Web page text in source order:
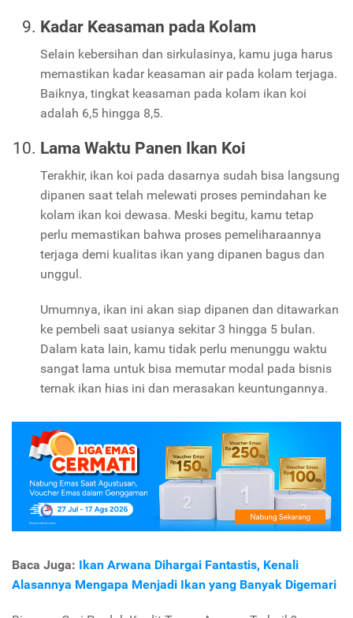
Kadar Keasaman pada Kolam
Selain kebersihan dan sirkulasinya, kamu juga harus
memastikan kadar keasaman air pada kolam terjaga.
Baiknya, tingkat keasaman pada kolam ikan koi
adalah 6,5 hingga 8,5.
Lama Waktu Panen Ikan Koi
Terakhir, ikan koi pada dasarnya sudah bisa langsung
dipanen saat telah melewati proses pemindahan ke
kolam ikan koi dewasa. Meski begitu, kamu tetap
perlu memastikan bahwa proses pemeliharaannya
terjaga demi kualitas ikan yang dipanen bagus dan
unggul.
Umumnya, ikan ini akan siap dipanen dan ditawarkan
ke pembeli saat usianya sekitar 3 hingga 5 bulan.
Dalam kata lain, kamu tidak perlu menunggu waktu
sangat lama untuk bisa memutar modal pada bisnis
ternak ikan hias ini dan merasakan keuntungannya.
Baca Juga: Ikan Arwana Dihargai Fantastis, Kenali
Alasannya Mengapa Menjadi Ikan yang Banyak Digemari